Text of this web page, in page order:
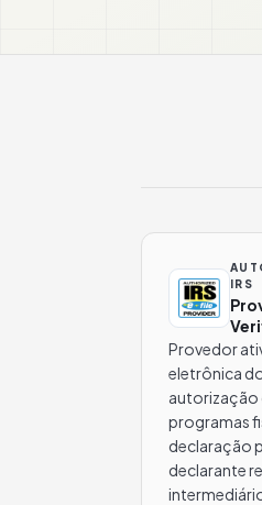
IRS
Provedor
eletrônica
autorização
programas
declaração
declarante